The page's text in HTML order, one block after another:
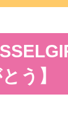
う】